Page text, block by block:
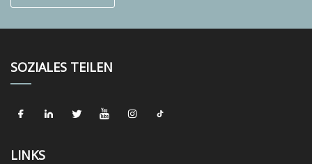
SOZIALES TEILEN
LINKS